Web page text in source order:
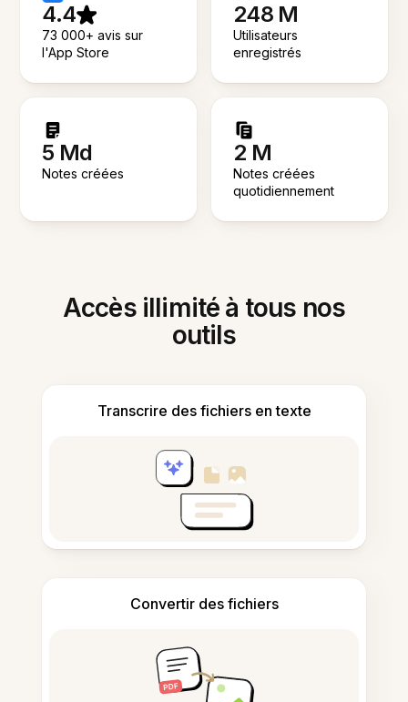
4.4
73 000+ avis sur
l'App Store
248 M
Utilisateurs
enregistrés
5 Md
Notes créées
2 M
Notes créées
quotidiennement
Accès illimité à tous nos
outils
Transcrire des fichiers en texte
Convertir des fichiers